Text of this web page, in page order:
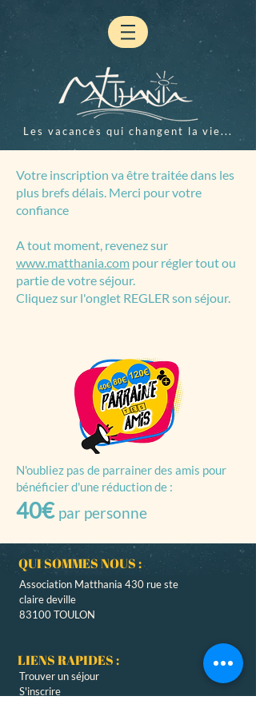
Les vacances qui changent la vie...
Votre inscription va être traitée dans les
plus brefs délais. Merci pour votre
confiance
A tout moment, revenez sur
www.matthania.com pour régler tout ou
partie de votre séjour.
Cliquez sur l'onglet REGLER son séjour.
N'oubliez pas de parrainer des amis pour
bénéficier d'une réduction de :
40€ par personne
QUI SOMMES NOUS :
Association Matthania 430 rue ste
claire deville
83100 TOULON
LIENS RAPIDES :
Trouver unséjour
S'inscrire